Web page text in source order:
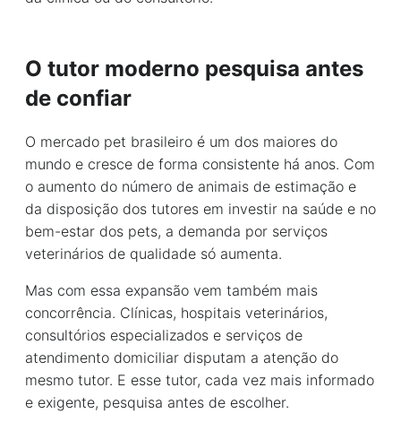
O tutor moderno pesquisa antes
de confiar
O mercado pet brasileiro é um dos maiores do
mundo e cresce de forma consistente há anos. Com
o aumento do número de animais de estimação e
da disposição dos tutores em investir na saúde e no
bem-estar dos pets, a demanda por serviços
veterinários de qualidade só aumenta.
Mas com essa expansão vem também mais
concorrência. Clínicas, hospitais veterinários,
consultórios especializados e serviços de
atendimento domiciliar disputam a atenção do
mesmo tutor. E esse tutor, cada vez mais informado
e exigente, pesquisa antes de escolher.